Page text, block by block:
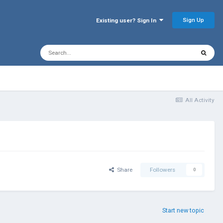
Existing user? Sign In Sign Up
All Activity
Share Followers 0
Start new topic